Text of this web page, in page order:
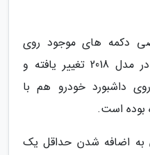
دکمه های موجود روی
کنسول اصلی این خودرو نیز در مدل 2018 تغییر یافته و
داشبورد خودرو هم با
بوده است.
به اضافه شدن حداقل یک